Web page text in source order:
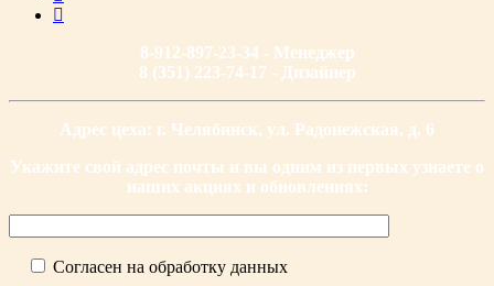
8-912-897-23-34 - Менеджер
8 (351) 223-74-17 - Дизайнер
Адрес цеха: г. Челябинск, ул. Радонежская, д. 6
Укажите свой адрес почты и вы одним из первых узнаете о
наших акциях и обновлениях:
Согласен на обработку данных